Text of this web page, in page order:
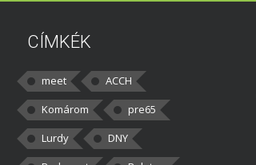
CÍMKÉK
meet
ACCH
Komárom
pre65
Lurdy
DNY